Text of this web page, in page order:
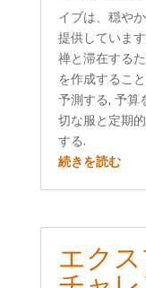
イブは、穏や
提供していま
禅と滞在する
を作成するこ
予測する, 予算
切な服と定期
する.
続きを読む
エク